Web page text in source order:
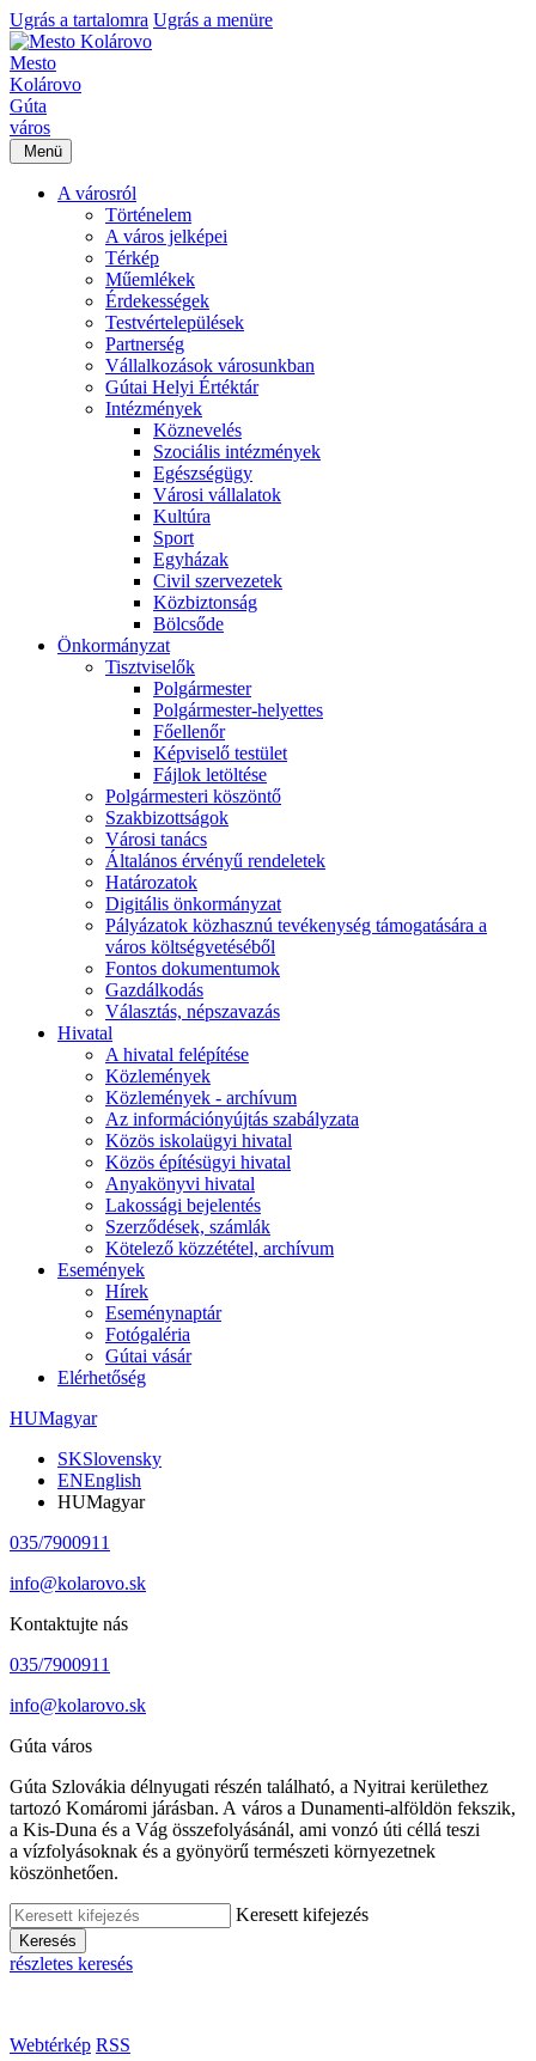
Ugrás a tartalomra Ugrás a menüre
Mesto
Kolárovo
Gúta
város
Menü
A városról
Történelem
A város jelképei
Térkép
Műemlékek
Érdekességek
Testvértelepülések
Partnerség
Vállalkozások városunkban
Gútai Helyi Értéktár
Intézmények
Köznevelés
Szociális intézmények
Egészségügy
Városi vállalatok
Kultúra
Sport
Egyházak
Civil szervezetek
Közbiztonság
Bölcsőde
Önkormányzat
Tisztviselők
Polgármester
Polgármester-helyettes
Főellenőr
Képviselő testület
Fájlok letöltése
Polgármesteri köszöntő
Szakbizottságok
Városi tanács
Általános érvényű rendeletek
Határozatok
Digitális önkormányzat
Pályázatok közhasznú tevékenység támogatására a
város költségvetéséből
Fontos dokumentumok
Gazdálkodás
Választás, népszavazás
Hivatal
A hivatal felépítése
Közlemények
Közlemények - archívum
Az információnyújtás szabályzata
Közös iskolaügyi hivatal
Közös építésügyi hivatal
Anyakönyvi hivatal
Lakossági bejelentés
Szerződések, számlák
Kötelező közzététel, archívum
Események
Hírek
Eseménynaptár
Fotógaléria
Gútai vásár
Elérhetőség
HUMagyar
SKSlovensky
ENEnglish
HUMagyar
035/7900911
info@kolarovo.sk
Kontaktujte nás
035/7900911
info@kolarovo.sk
Gúta város
Gúta Szlovákia délnyugati részén található, a Nyitrai kerülethez
tartozó Komáromi járásban. A város a Dunamenti-alföldön fekszik,
a Kis-Duna és a Vág összefolyásánál, ami vonzó úti céllá teszi
a vízfolyásoknak és a gyönyörű természeti környezetnek
köszönhetően.
Keresett kifejezés
Keresés
részletes keresés
Webtérkép RSS